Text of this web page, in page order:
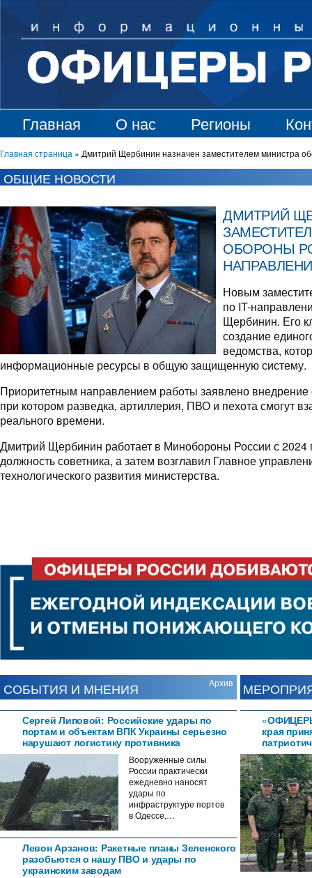
Главная О нас Регионы
Главная страница » Дмитрий Щербинин назначен заместителем министра
ОБЩИЕ НОВОСТИ
ДМИТРИЙ
ОБОРОНЫ
Новым
по IT-
Щербинин. Его
создание
ведомства,
информационные ресурсы в общую защищенную систему.
Приоритетным направлением работы заявлено внедрение
при котором разведка, артиллерия, ПВО и пехота смогут
реального времени.
Дмитрий Щербинин работает в Минобороны России с 2024
должность советника, а затем возглавил Главное
технологического развития министерства.
СОБЫТИЯ И МНЕНИЯ Архив
Сергей Липовой: Российские удары по
портам и объектам ВПК Украины серьезно
нарушают логистику противника
Вооруженные силы
России практически
ежедневно наносят
удары по
инфраструктуре портов
в Одессе,…
Левон Арзанов: Ракетные планы Зеленского
разобьются о нашу ПВО и удары по
украинским заводам
края